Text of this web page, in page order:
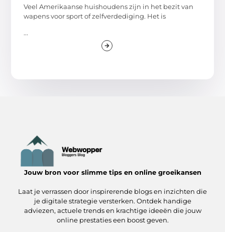
Veel Amerikaanse huishoudens zijn in het bezit van
wapens voor sport of zelfverdediging. Het is
...
Jouw bron voor slimme tips en online groeikansen
Laat je verrassen door inspirerende blogs en inzichten die
je digitale strategie versterken. Ontdek handige
adviezen, actuele trends en krachtige ideeën die jouw
online prestaties een boost geven.